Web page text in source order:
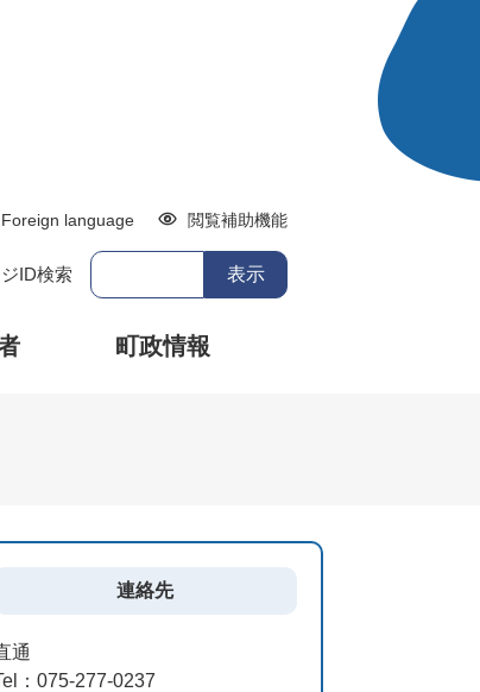
Foreign language 閲覧補助機能
ID検索
町政情報
連絡先
通
：075-277-0237